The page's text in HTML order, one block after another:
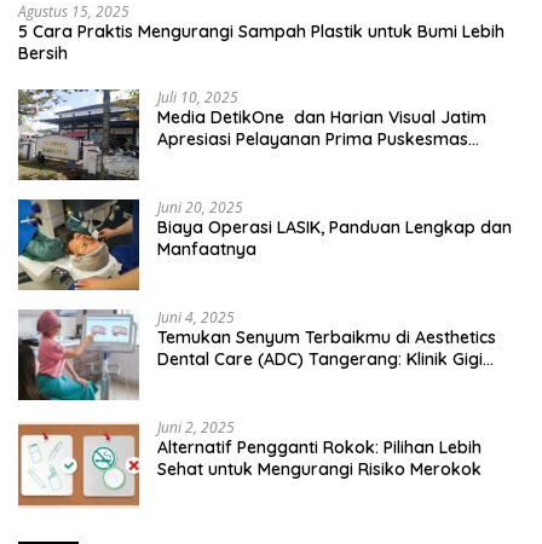
Agustus 15, 2025
5 Cara Praktis Mengurangi Sampah Plastik untuk Bumi Lebih
Bersih
Juli 10, 2025
Media DetikOne dan Harian Visual Jatim
Apresiasi Pelayanan Prima Puskesmas
Juni 20, 2025
Biaya Operasi LASIK, Panduan Lengkap dan
Manfaatnya
Juni 4, 2025
Temukan Senyum Terbaikmu di Aesthetics
Dental Care (ADC) Tangerang: Klinik Gigi
Juni 2, 2025
Alternatif Pengganti Rokok: Pilihan Lebih
Sehat untuk Mengurangi Risiko Merokok